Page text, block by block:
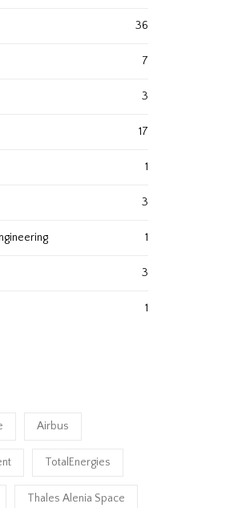
36
7
3
17
1
3
1
3
1
Airbus
TotalEnergies
Thales Alenia Space